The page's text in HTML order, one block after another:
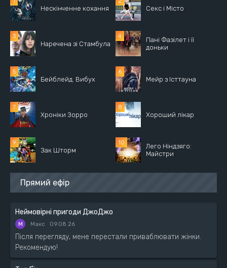
Нескінченне кохання Секс і Місто
Наречена зі Стамбула
Пані Фазілет і її
доньки
Бейблейд. Вибух Мейр з Істтауна
Хроніки Зорро Хороший лікар
Зак Шторм
Лего Ніндзяго:
Майстри
Прямий ефір
Неймовірні пригоди ДжоДжо
М Макс 09.08.26
Після перегляду, мене перестали приваблювати жінки.
Рекомендую!